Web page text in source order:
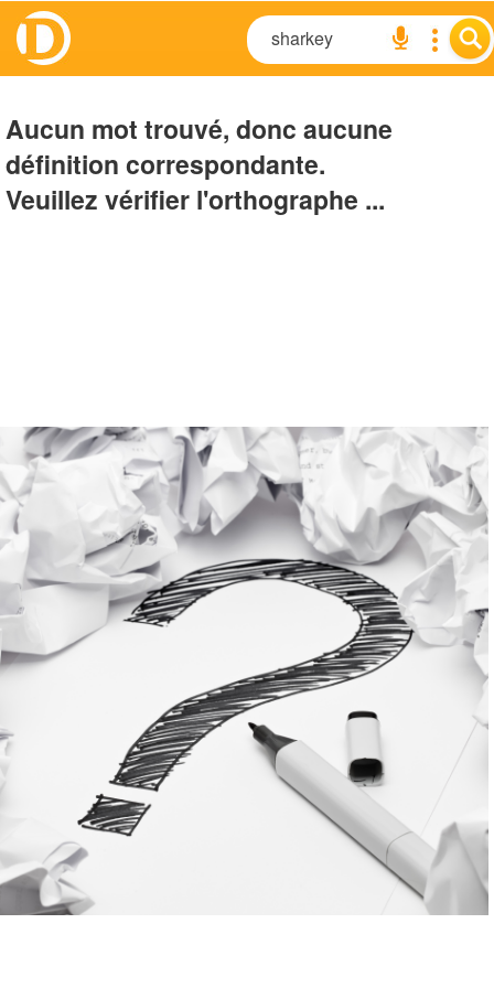
Aucun mot trouvé, donc aucune
définition correspondante.
Veuillez vérifier l'orthographe ...